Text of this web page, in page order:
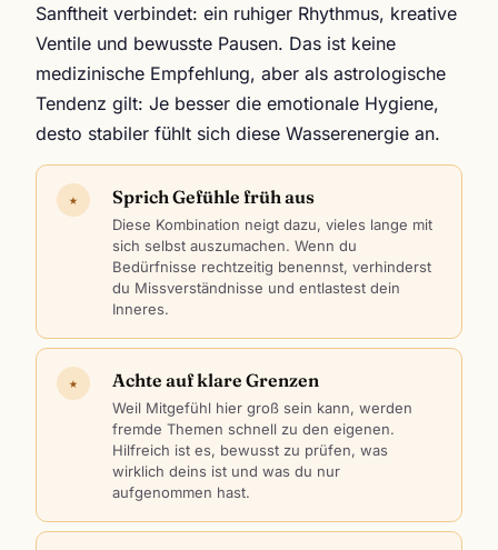
Sanftheit verbindet: ein ruhiger Rhythmus, kreative
Ventile und bewusste Pausen. Das ist keine
medizinische Empfehlung, aber als astrologische
Tendenz gilt: Je besser die emotionale Hygiene,
desto stabiler fühlt sich diese Wasserenergie an.
★ Sprich Gefühle früh aus
Diese Kombination neigt dazu, vieles lange mit
sich selbst auszumachen. Wenn du
Bedürfnisse rechtzeitig benennst, verhinderst
du Missverständnisse und entlastest dein
Inneres.
★ Achte auf klare Grenzen
Weil Mitgefühl hier groß sein kann, werden
fremde Themen schnell zu den eigenen.
Hilfreich ist es, bewusst zu prüfen, was
wirklich deins ist und was du nur
aufgenommen hast.